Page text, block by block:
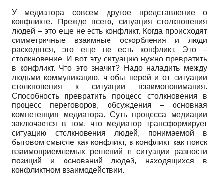
У медиатора совсем другое представление о
конфликте. Прежде всего, ситуация столкновения
людей – это еще не есть конфликт. Когда происходят
симметричные взаимные оскорбления и люди
расходятся, это еще не есть конфликт. Это –
столкновение. И вот эту ситуацию нужно превратить
в конфликт. Что это значит? Надо наладить между
людьми коммуникацию, чтобы перейти от ситуации
столкновения к ситуации взаимопонимания.
Способность превратить процесс столкновения в
процесс переговоров, обсуждения – основная
компетенция медиатора. Суть процесса медиации
заключается в том, что медиатор трансформирует
ситуацию столкновения людей, понимаемой в
бытовом смысле как конфликт, в конфликт как поиск
взаимоприемлемых решений в ситуации разности
позиций и оснований людей, находящихся в
конфликтном взаимодействии.